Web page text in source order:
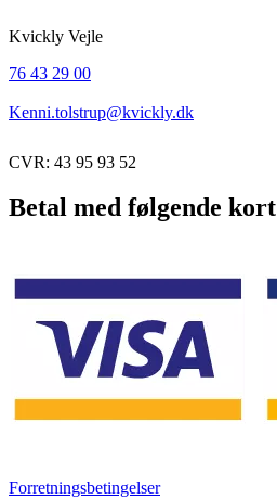
Kvickly Vejle
76 43 29 00
Kenni.tolstrup@kvickly.dk
CVR: 43 95 93 52
Betal med følgende kort
Forretningsbetingelser